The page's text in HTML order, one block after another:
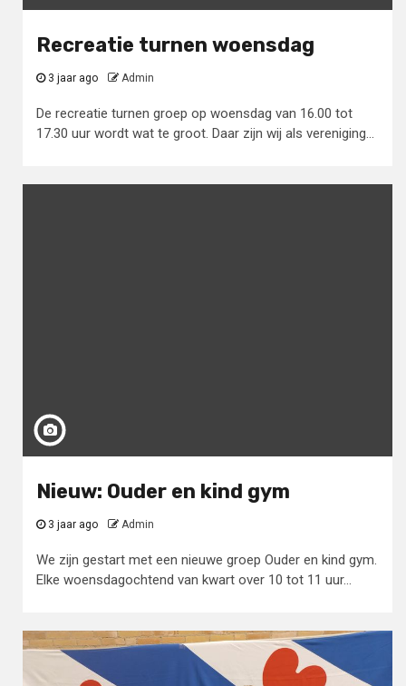
Recreatie turnen woensdag
3 jaar ago Admin
De recreatie turnen groep op woensdag van 16.00 tot
17.30 uur wordt wat te groot. Daar zijn wij als vereniging...
Nieuw: Ouder en kind gym
3 jaar ago Admin
We zijn gestart met een nieuwe groep Ouder en kind gym.
Elke woensdagochtend van kwart over 10 tot 11 uur...